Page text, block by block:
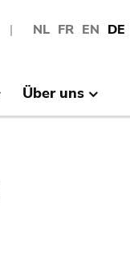
NL FR EN DE
Über uns